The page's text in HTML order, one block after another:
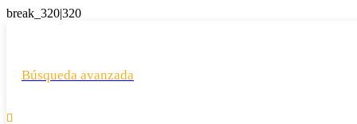
Búsqueda avanzada